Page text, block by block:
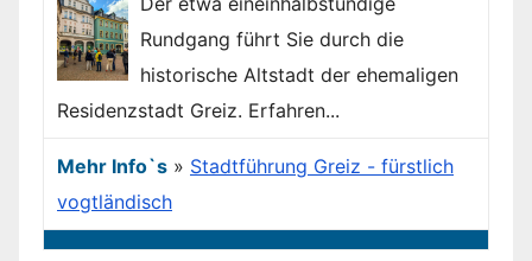
Rundgang führt Sie durch die
historische Altstadt der ehemaligen
Residenzstadt Greiz. Erfahren...
Mehr Info`s » Stadtführung Greiz - fürstlich
vogtländisch